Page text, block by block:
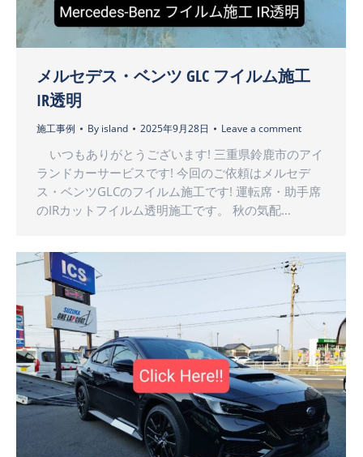
メルセデス・ベンツ GLC フイルム施工
IR透明
施工事例 By island 2025年9月28日 Leave a comment
いつもありがとうございます! 三重県鈴鹿市のアイ
ランドカーサービスです! 今回のご依頼はメルセデ
ス・ベンツGLCのフイルム施工です! 運転席・助手席
のIRカットフイルム透明施工です。 秋の気配…